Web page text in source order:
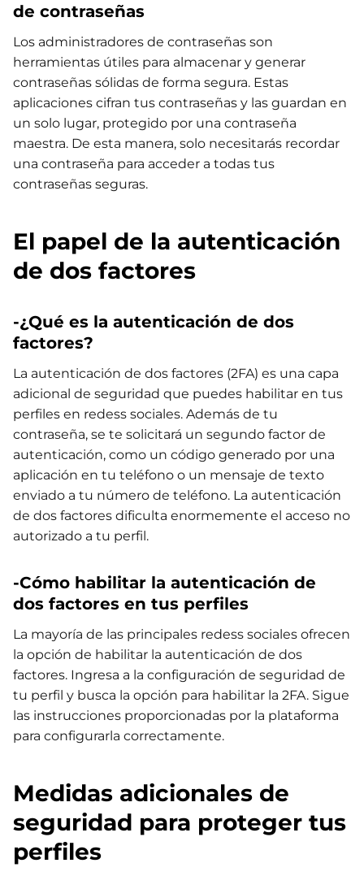
de contraseñas
Los administradores de contraseñas son
herramientas útiles para almacenar y generar
contraseñas sólidas de forma segura. Estas
aplicaciones cifran tus contraseñas y las guardan en
un solo lugar, protegido por una contraseña
maestra. De esta manera, solo necesitarás recordar
una contraseña para acceder a todas tus
contraseñas seguras.
El papel de la autenticación
de dos factores
-¿Qué es la autenticación de dos
factores?
La autenticación de dos factores (2FA) es una capa
adicional de seguridad que puedes habilitar en tus
perfiles en redess sociales. Además de tu
contraseña, se te solicitará un segundo factor de
autenticación, como un código generado por una
aplicación en tu teléfono o un mensaje de texto
enviado a tu número de teléfono. La autenticación
de dos factores dificulta enormemente el acceso no
autorizado a tu perfil.
-Cómo habilitar la autenticación de
dos factores en tus perfiles
La mayoría de las principales redess sociales ofrecen
la opción de habilitar la autenticación de dos
factores. Ingresa a la configuración de seguridad de
tu perfil y busca la opción para habilitar la 2FA. Sigue
las instrucciones proporcionadas por la plataforma
para configurarla correctamente.
Medidas adicionales de
seguridad para proteger tus
perfiles